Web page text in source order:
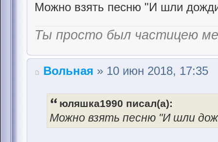
Можно взять песню "И шли
Ты просто был частицею
Вольная » 10 июн 2018, 17:35
юляшка1990 писал(а):
Можно взять песню "И шли